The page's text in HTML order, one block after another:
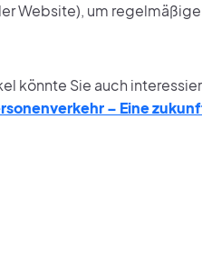
Website), um
könnte Sie auch
– Eine